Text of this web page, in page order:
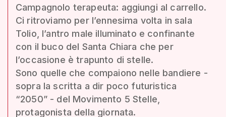
Campagnolo terapeuta: aggiungi al carrello.
Ci ritroviamo per l’ennesima volta in sala
Tolio, l’antro male illuminato e confinante
con il buco del Santa Chiara che per
l’occasione è trapunto di stelle.
Sono quelle che compaiono nelle bandiere -
sopra la scritta a dir poco futuristica
“2050” - del Movimento 5 Stelle,
protagonista della giornata.